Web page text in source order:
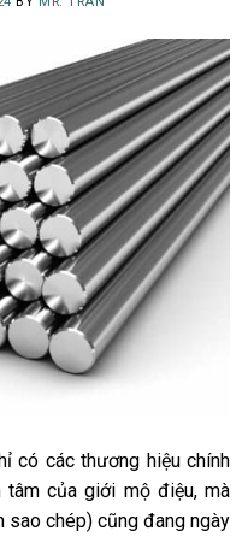
có các thương hiệu chính
của giới mộ điệu, mà
sao chép) cũng đang ngày